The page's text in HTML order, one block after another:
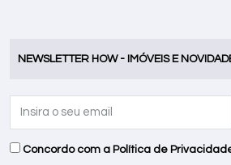
NEWSLETTER HOW - IMÓVEIS E
Concordo com a Política de